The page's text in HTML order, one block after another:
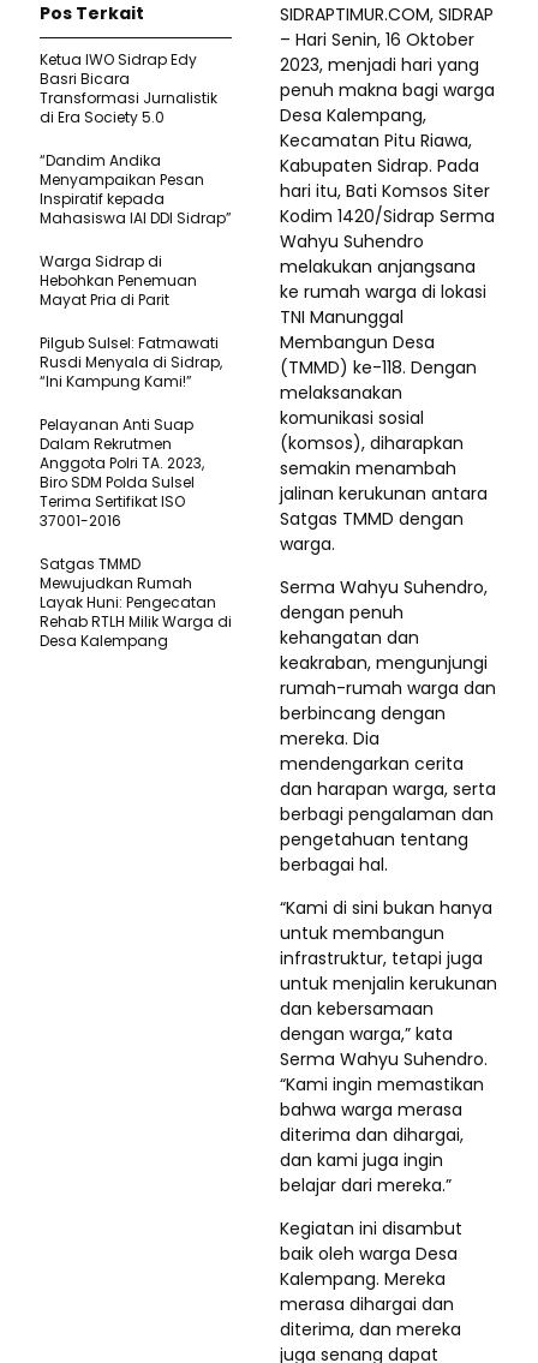
SIDRAPTIMUR.COM, SIDRAP
– Hari Senin, 16 Oktober
2023, menjadi hari yang
penuh makna bagi warga
Desa Kalempang,
Kecamatan Pitu Riawa,
Kabupaten Sidrap. Pada
hari itu, Bati Komsos Siter
Kodim 1420/Sidrap Serma
Wahyu Suhendro
melakukan anjangsana
ke rumah warga di lokasi
TNI Manunggal
Membangun Desa
(TMMD) ke-118. Dengan
melaksanakan
komunikasi sosial
(komsos), diharapkan
semakin menambah
jalinan kerukunan antara
Satgas TMMD dengan
warga.
Serma Wahyu Suhendro,
dengan penuh
kehangatan dan
keakraban, mengunjungi
rumah-rumah warga dan
berbincang dengan
mereka. Dia
mendengarkan cerita
dan harapan warga, serta
berbagi pengalaman dan
pengetahuan tentang
berbagai hal.
“Kami di sini bukan hanya
untuk membangun
infrastruktur, tetapi juga
untuk menjalin kerukunan
dan kebersamaan
dengan warga,” kata
Serma Wahyu Suhendro.
“Kami ingin memastikan
bahwa warga merasa
diterima dan dihargai,
dan kami juga ingin
belajar dari mereka.”
Kegiatan ini disambut
baik oleh warga Desa
Kalempang. Mereka
merasa dihargai dan
diterima, dan mereka
juga senang dapat
Pos Terkait
Ketua IWO Sidrap Edy
Basri Bicara
Transformasi Jurnalistik
di Era Society 5.0
“Dandim Andika
Menyampaikan Pesan
Inspiratif kepada
Mahasiswa IAI DDI Sidrap”
Warga Sidrap di
Hebohkan Penemuan
Mayat Pria di Parit
Pilgub Sulsel: Fatmawati
Rusdi Menyala di Sidrap,
“Ini Kampung Kami!”
Pelayanan Anti Suap
Dalam Rekrutmen
Anggota Polri TA. 2023,
Biro SDM Polda Sulsel
Terima Sertifikat ISO
37001-2016
Satgas TMMD
Mewujudkan Rumah
Layak Huni: Pengecatan
Rehab RTLH Milik Warga di
Desa Kalempang